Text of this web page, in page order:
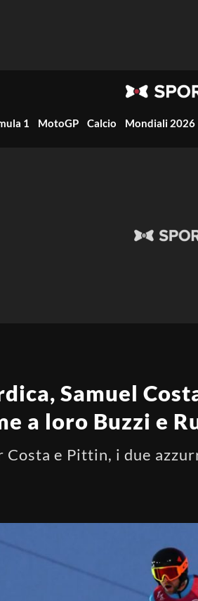
1 MotoGP Calcio Mondiali 2026
Samuel
a loro Buzzi e
Costa e Pittin, i due